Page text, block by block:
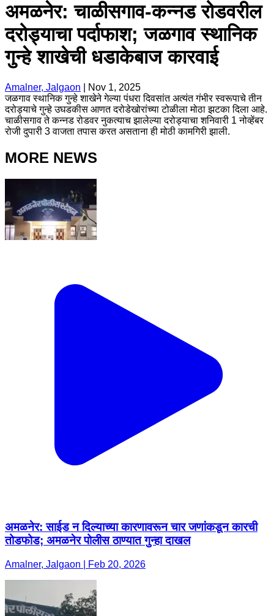
अमळनेर: चाळीसगाव-कन्नड रोडवरील
दरोड्याचा पर्दाफाश; जळगाव स्थानिक
गुन्हे शाखेची धडाकेबाज कारवाई
Amalner, Jalgaon
Nov 1, 2025
जळगाव स्थानिक गुन्हे शाखेने गेल्या पंधरा दिवसांत अत्यंत गंभीर स्वरूपाचे तीन
दरोड्याचे गुन्हे उघडकीस आणत दरोडेखोरांच्या टोळीला मोठा झटका दिला आहे.
चाळीसगाव ते कन्नड रोडवर नुकत्याच झालेल्या दरोड्याचा शनिवारी 1 नोव्हेंबर
रोजी दुपारी 3 वाजता तपास करत असताना ही मोठी कामगिरी झाली.
MORE NEWS
अमळनेर: साईड न दिल्याच्या कारणावरून चार जणांकडून कारची
तोडफोड; अमळनेर पोलीस ठाण्यात गुन्हा दाखल
Amalner, Jalgaon | Feb 20, 2026